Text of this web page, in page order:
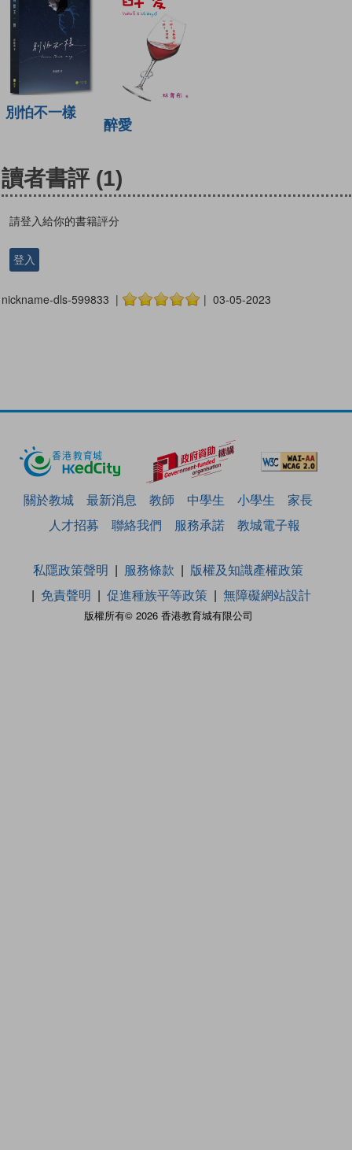
別怕不一樣
醉愛
讀者書評 (1)
請登入給你的書籍評分
登入
nickname-dls-599833 | | 03-05-2023
關於教城 最新消息 教師 中學生 小學生
家長
人才招募
聯絡我們 服務承諾 教城電子報
版權所有© 2026 香港教育城有限公司
私隱政策聲明 服務條款
版權及知識產權政策
免責聲明
促進種族平等政策 無障礙網站設計